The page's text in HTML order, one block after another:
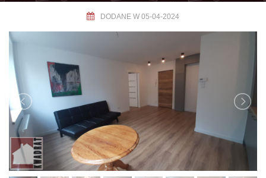
DODANE W 05-04-2024